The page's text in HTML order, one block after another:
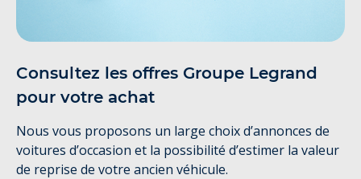
Consultez les offres Groupe Legrand
pour votre achat
Nous vous proposons un large choix d’annonces de
voitures d’occasion et la possibilité d’estimer la valeur
de reprise de votre ancien véhicule.